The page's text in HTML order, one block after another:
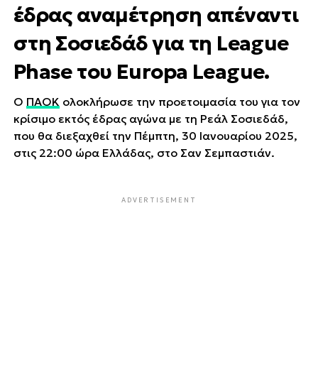
έδρας αναμέτρηση απέναντι
στη Σοσιεδάδ για τη League
Phase του Europa League.
Ο ΠΑΟΚ ολοκλήρωσε την προετοιμασία του για τον
κρίσιμο εκτός έδρας αγώνα με τη Ρεάλ Σοσιεδάδ,
που θα διεξαχθεί την Πέμπτη, 30 Ιανουαρίου 2025,
στις 22:00 ώρα Ελλάδας, στο Σαν Σεμπαστιάν.
ADVERTISEMENT